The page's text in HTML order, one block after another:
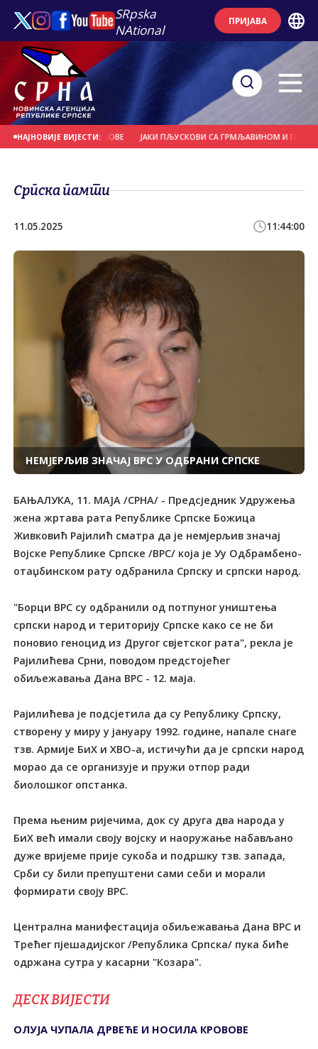
SRpska
NAtional
ПРИЈАВА
НАЈНОВИЈЕ ВИЈЕСТИ:
И НОСИЛА КРОВОВЕ ЈАКИ ПЉУСКОВИ СА ГРМЉАВИНОМ И ГРАДОМ У
Српска памти
11.05.2025 11:44:00
НЕМЈЕРЉИВ ЗНАЧАЈ ВРС У ОДБРАНИ СРПСКЕ
БАЊАЛУКА, 11. МАЈА /СРНА/ - Предсједник Удружења
жена жртава рата Републике Српске Божица
Живковић Рајилић сматра да је немјерљив значај
Војске Републике Српске /ВРС/ која је Уу Одбрамбено-
отаџбинском рату одбранила Српску и српски народ.
"Борци ВРС су одбранили од потпуног уништења
српски народ и територију Српске како се не би
поновио геноцид из Другог свјетског рата", рекла је
Рајилићева Срни, поводом предстојећег
обиљежавања Дана ВРС - 12. маја.
Рајилићева је подсјетила да су Републику Српску,
створену у миру у јануару 1992. године, напале снаге
тзв. Армије БиХ и ХВО-а, истичући да је српски народ
морао да се организује и пружи отпор ради
биолошког опстанка.
Према њеним ријечима, док су друга два народа у
БиХ већ имали своју војску и наоружање набављано
дуже вријеме прије сукоба и подршку тзв. запада,
Срби су били препуштени сами себи и морали
формирати своју ВРС.
Централна манифестација обиљежавања Дана ВРС и
Трећег пјешадијског /Република Српска/ пука биће
одржана сутра у касарни "Козара".
ДЕСК ВИЈЕСТИ
ОЛУЈА ЧУПАЛА ДРВЕЋЕ И НОСИЛА КРОВОВЕ